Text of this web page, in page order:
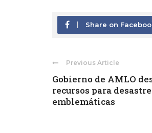
Share on
Previous Article
Gobierno de AMLO
recursos para
emblemáticas